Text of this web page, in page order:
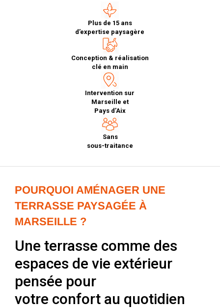
Plus de 15 ans
d’expertise paysagère
Conception & réalisation
clé en main
Intervention sur
Marseille et
Pays d’Aix
Sans
sous-traitance
POURQUOI AMÉNAGER UNE
TERRASSE PAYSAGÉE À
MARSEILLE ?
Une terrasse comme des
espaces de vie extérieur
pensée pour
votre confort au quotidien